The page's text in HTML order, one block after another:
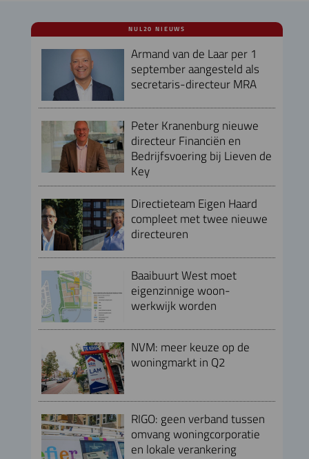
NUL20 NIEUWS
Armand van de Laar per 1
september aangesteld als
secretaris-directeur MRA
Peter Kranenburg nieuwe
directeur Financiën en
Bedrijfsvoering bij Lieven de
Key
Directieteam Eigen Haard
compleet met twee nieuwe
directeuren
Baaibuurt West moet
eigenzinnige woon-
werkwijk worden
NVM: meer keuze op de
woningmarkt in Q2
RIGO: geen verband tussen
omvang woningcorporatie
en lokale verankering